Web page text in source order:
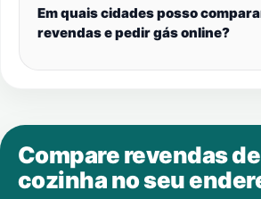
Em quais cidades posso
revendas e pedir gás online?
Compare revendas
cozinha no seu